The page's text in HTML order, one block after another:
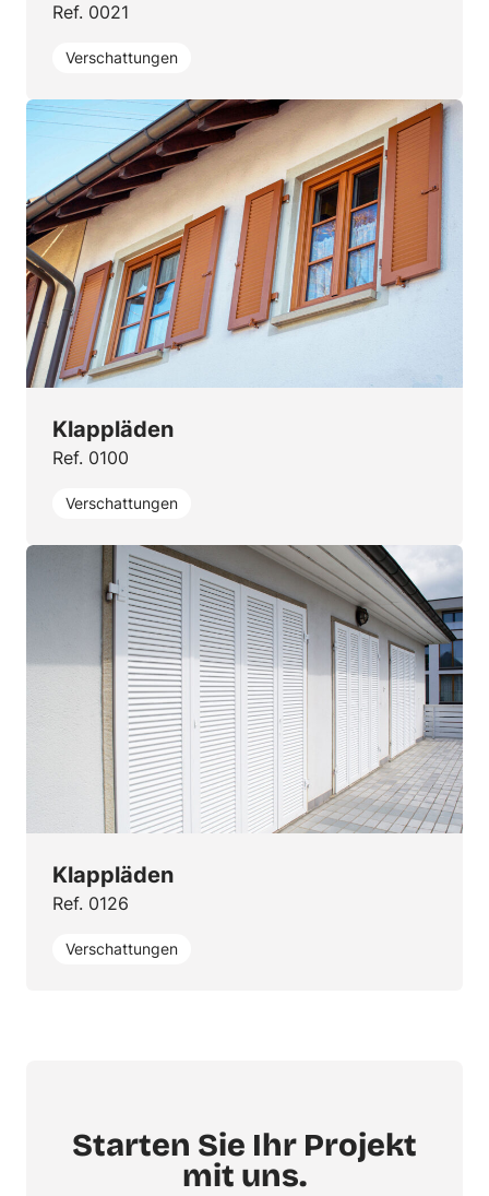
Ref. 0021
Verschattungen
Klappläden
Ref. 0100
Verschattungen
Klappläden
Ref. 0126
Verschattungen
Starten Sie Ihr Projekt
mit uns.